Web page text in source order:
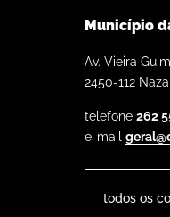
Município
Av. Vieira
2450-112
telefone 262
e-mail
todos os